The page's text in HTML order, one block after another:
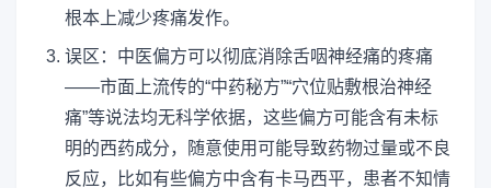
根本上减少疼痛发作。
误区：中医偏方可以彻底消除舌咽神经痛的疼痛
——市面上流传的“中药秘方”“穴位贴敷根治神经
痛”等说法均无科学依据，这些偏方可能含有未标
明的西药成分，随意使用可能导致药物过量或不良
反应，比如有些偏方中含有卡马西平，患者不知情